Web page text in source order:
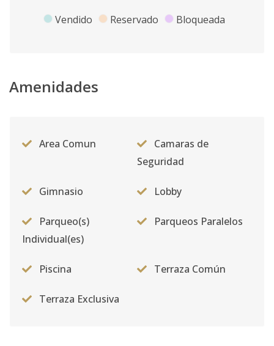
Vendido Reservado Bloqueada
Amenidades
Area Comun
Camaras de
Seguridad
Gimnasio Lobby
Parqueo(s)
Individual(es)
Parqueos Paralelos
Piscina Terraza Común
Terraza Exclusiva